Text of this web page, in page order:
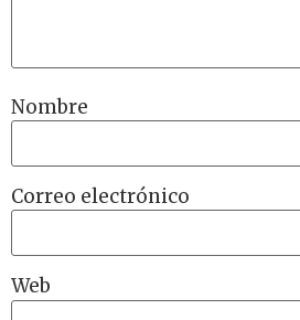
Nombre
Correo electrónico
Web